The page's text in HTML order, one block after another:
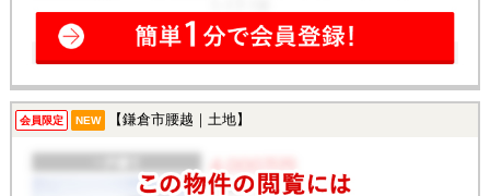
会員限定 NEW 【鎌倉市腰越｜土地】